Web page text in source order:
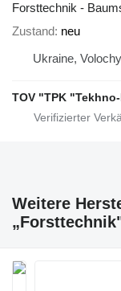
Forsttechnik -
Zustand neu
Ukraine,
TOV "TPK
Weitere